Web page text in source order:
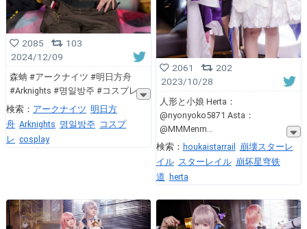
2085
103
2024/12/09
森蚺 #アークナイツ #明日方舟
#Arknights #명일방주 #コスプレ
検索： アークナイツ 明日方
舟 Arknights 명일방주 コスプ
レ cosplay
2061
202
2023/10/28
人形と小娘 Herta：
@nyonyoko5871 Asta：
@MMMenm
検索： houkaistarrail
崩壊スターレ
イル スターレイル 崩坏星穹铁
道 herta